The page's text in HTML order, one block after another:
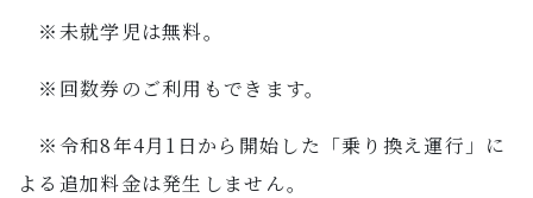
※未就学児は無料。
※回数券のご利用もできます。
※令和8年4月1日から開始した「乗り換え運行」に
よる追加料金は発生しません。